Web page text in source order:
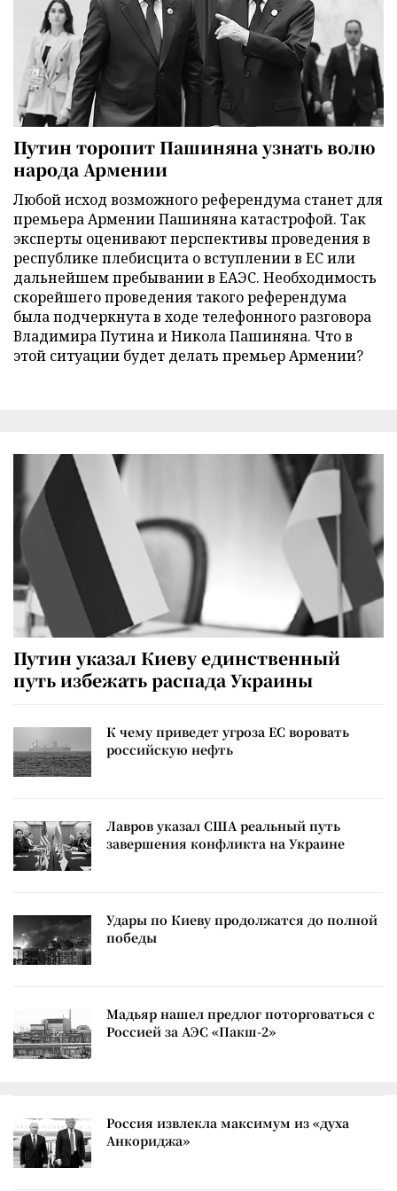
Путин торопит Пашиняна узнать волю
народа Армении
Любой исход возможного референдума станет для
премьера Армении Пашиняна катастрофой. Так
эксперты оценивают перспективы проведения в
республике плебисцита о вступлении в ЕС или
дальнейшем пребывании в ЕАЭС. Необходимость
скорейшего проведения такого референдума
была подчеркнута в ходе телефонного разговора
Владимира Путина и Никола Пашиняна. Что в
этой ситуации будет делать премьер Армении?
Путин указал Киеву единственный
путь избежать распада Украины
К чему приведет угроза ЕС воровать
российскую нефть
Лавров указал США реальный путь
завершения конфликта на Украине
Удары по Киеву продолжатся до полной
победы
Мадьяр нашел предлог поторговаться с
Россией за АЭС «Пакш-2»
Россия извлекла максимум из «духа
Анкориджа»